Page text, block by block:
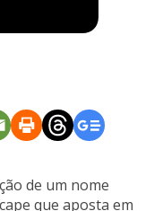
de um nome
que aposta em